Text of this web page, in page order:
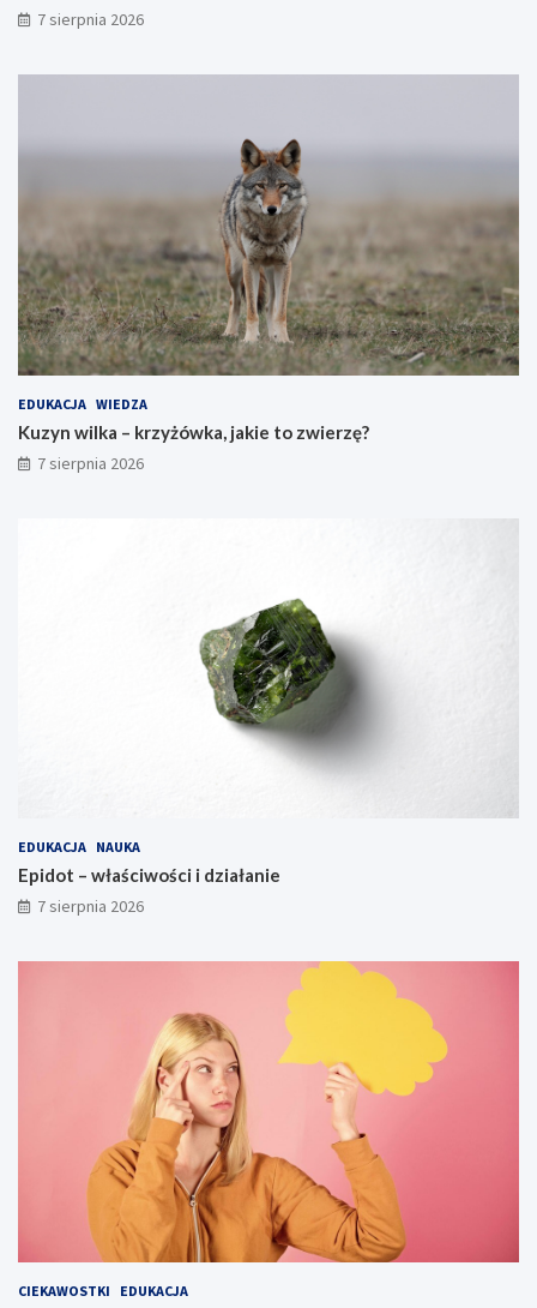
7 sierpnia 2026
EDUKACJA WIEDZA
Kuzyn wilka – krzyżówka, jakie to zwierzę?
7 sierpnia 2026
EDUKACJA NAUKA
Epidot – właściwości i działanie
7 sierpnia 2026
CIEKAWOSTKI EDUKACJA